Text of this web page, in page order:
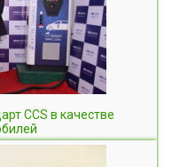
CCS в качестве